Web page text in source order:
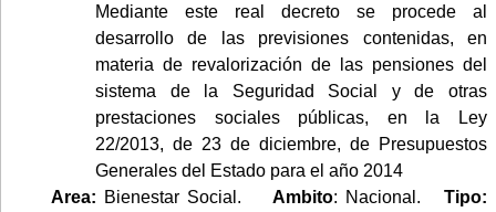
Mediante este real decreto se procede al
desarrollo de las previsiones contenidas, en
materia de revalorización de las pensiones del
sistema de la Seguridad Social y de otras
prestaciones sociales públicas, en la Ley
22/2013, de 23 de diciembre, de Presupuestos
Generales del Estado para el año 2014
Area: Bienestar Social. Ambito: Nacional. Tipo: